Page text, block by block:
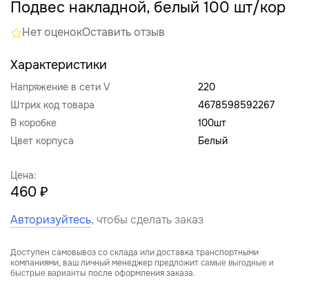
Подвес накладной, белый 100 шт/кор
Нет оценокОставить отзыв
Характеристики
Напряжение в сети V
220
Штрих код товара
4678598592267
В коробке
100шт
Цвет корпуса
Белый
Цена:
460 ₽
Авторизуйтесь, чтобы сделать заказ
Доступен самовывоз со склада или доставка транспортными
компаниями, ваш личный менеджер предложит самые выгодные и
быстрые варианты после оформления заказа.